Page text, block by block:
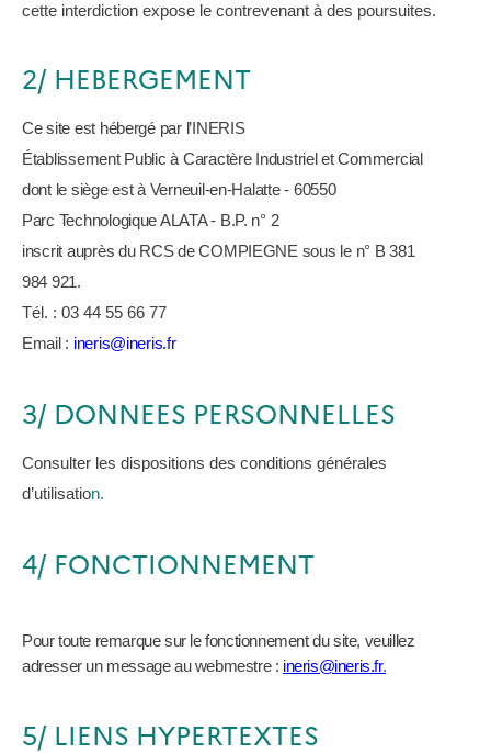
cette interdiction expose le contrevenant à des poursuites.
2/ HEBERGEMENT
Ce site est hébergé par l’INERIS
Établissement Public à Caractère Industriel et Commercial
dont le siège est à Verneuil-en-Halatte - 60550
Parc Technologique ALATA - B.P. n° 2
inscrit auprès du RCS de COMPIEGNE sous le n° B 381
984 921.
Tél. : 03 44 55 66 77
Email : ineris@ineris.fr
3/ DONNEES PERSONNELLES
Consulter les dispositions des conditions générales
d’utilisation.
4/ FONCTIONNEMENT
Pour toute remarque sur le fonctionnement du site, veuillez
adresser un message au webmestre : ineris@ineris.fr.
5/ LIENS HYPERTEXTES